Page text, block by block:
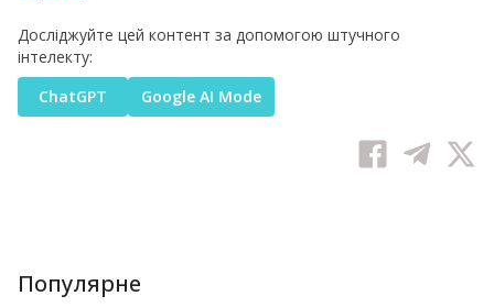
Досліджуйте цей контент за допомогою штучного
інтелекту:
ChatGPT
Google AI Mode
Популярне